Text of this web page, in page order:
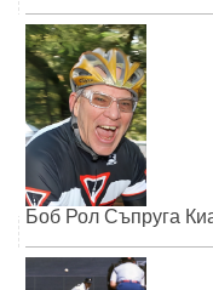
Боб Рол Съпруга